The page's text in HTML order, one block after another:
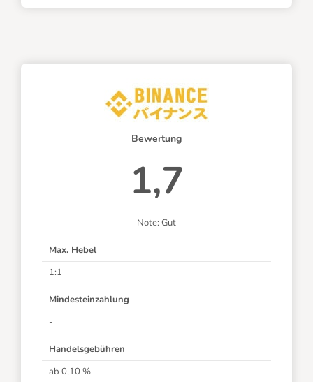
Bewertung
1,7
Note: Gut
Max. Hebel
1:1
Mindesteinzahlung
-
Handelsgebühren
ab 0,10 %